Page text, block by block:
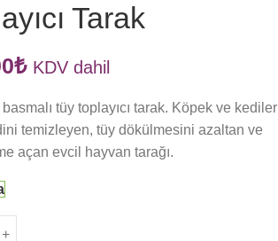
Tarak
₺ KDV dahil
tüy toplayıcı tarak. Köpek ve kediler
temizleyen, tüy dökülmesini azaltan ve
açan evcil hayvan tarağı.